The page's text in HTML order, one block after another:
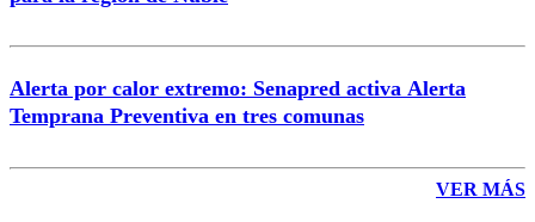
Alerta por calor extremo: Senapred activa Alerta
Temprana Preventiva en tres comunas
VER MÁS